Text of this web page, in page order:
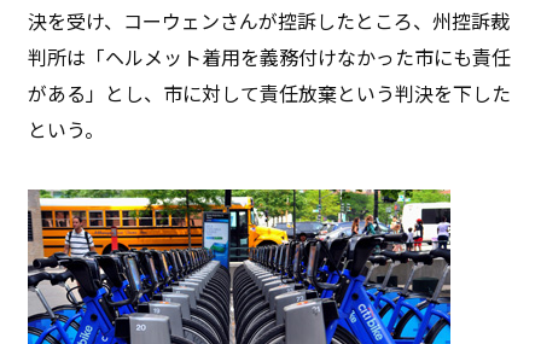
決を受け、コーウェンさんが控訴したところ、州控訴裁
判所は「ヘルメット着用を義務付けなかった市にも責任
がある」とし、市に対して責任放棄という判決を下した
という。